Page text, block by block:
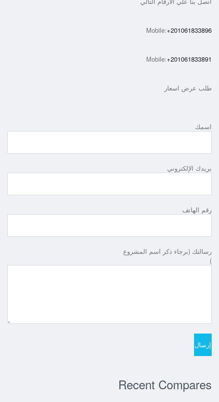
Mobile:+201061833896
Mobile:+201061833891
طلب عرض اسعار
اسمك
بريدك الإلكتروني
رقم الهاتف
رسالتك (برجاء ذكر اسم المشروع
)
Recent Compares